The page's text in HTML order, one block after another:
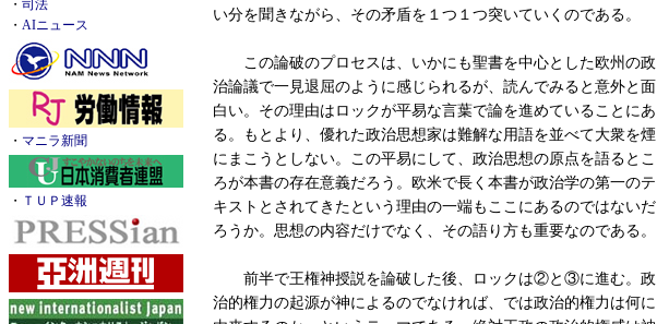
・ 司法
・ AIニュース
・ マニラ新聞
・ ＴＵＰ速報
い分を聞きながら、その矛盾を１つ１つ突いていくのである。
この論破のプロセスは、いかにも聖書を中心とした欧州の政
治論議で一見退屈のように感じられるが、読んでみると意外と面
白い。その理由はロックが平易な言葉で論を進めていることにあ
る。もとより、優れた政治思想家は難解な用語を並べて大衆を煙
にまこうとしない。この平易にして、政治思想の原点を語るとこ
ろが本書の存在意義だろう。欧米で長く本書が政治学の第一のテ
キストとされてきたという理由の一端もここにあるのではないだ
ろうか。思想の内容だけでなく、その語り方も重要なのである。
前半で王権神授説を論破した後、ロックは②と③に進む。政
治的権力の起源が神によるのでなければ、では政治的権力は何に